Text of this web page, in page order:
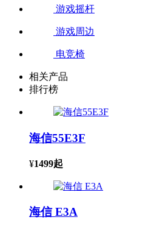
游戏摇杆
游戏周边
电竞椅
相关产品
排行榜
海信55E3F
¥1499起
海信 E3A